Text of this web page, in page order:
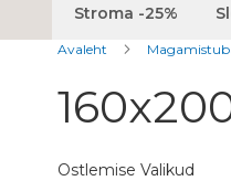
Stroma -25%
Avaleht
Ostlemise Valikud